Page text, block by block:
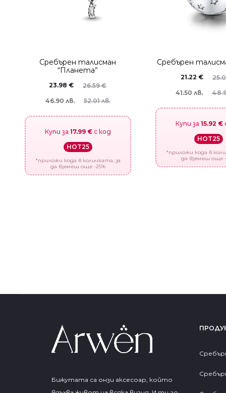
Сребърен талисман
“Планета”
26.59€
23.98€
52.01 лв.
46.90 лв.
Купи за 17.99 €с код
HOT25
*приложи кода в количката, за
да вземеш още -25%
Сребърен
21.22€
41.50 лв.
Купи за 15.92 €
HOT25
*приложи кода в
да вземеш още -
Бижутата са онзи аксесоар, който